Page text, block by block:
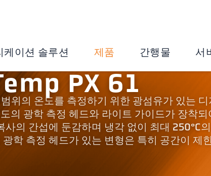
케이션 솔루션 제품 간행물 서
PX 61
위의 온도를 측정하기 위한 광섬유가 있는 디
의 광학 측정 헤드와 라이트 가이드가 장착되
의 간섭에 둔감하며 냉각 없이 최대 250°C
학 측정 헤드가 있는 변형은 특히 공간이 제